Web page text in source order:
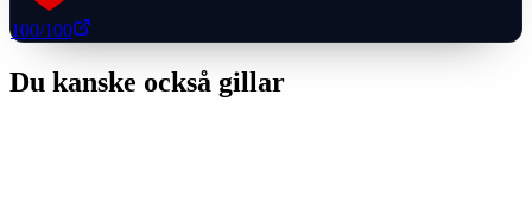
100/100
Du kanske också gillar